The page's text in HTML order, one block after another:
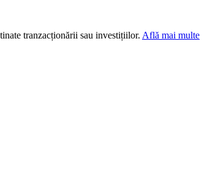
tranzacționării sau investițiilor. Află mai multe